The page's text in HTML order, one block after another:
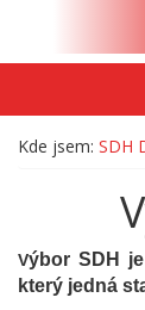
Kde jsem: SDH
Výbor SDH
který jedná